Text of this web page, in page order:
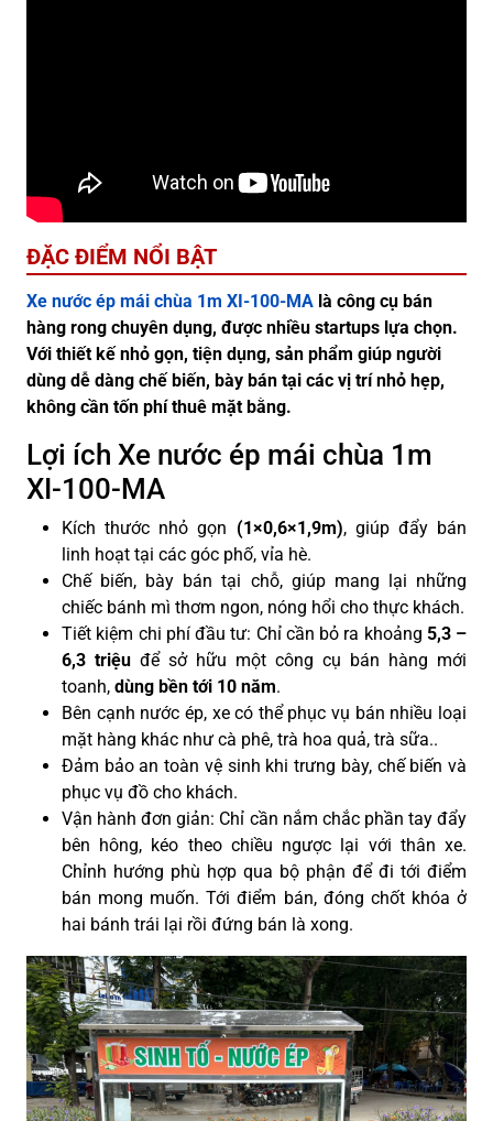
ĐẶC ĐIỂM NỔI BẬT
Xe nước ép mái chùa 1m XI-100-MA là công cụ bán
hàng rong chuyên dụng, được nhiều startups lựa chọn.
Với thiết kế nhỏ gọn, tiện dụng, sản phẩm giúp người
dùng dễ dàng chế biến, bày bán tại các vị trí nhỏ hẹp,
không cần tốn phí thuê mặt bằng.
Lợi ích Xe nước ép mái chùa 1m
XI-100-MA
Kích thước nhỏ gọn (1×0,6×1,9m), giúp đẩy bán
linh hoạt tại các góc phố, vỉa hè.
Chế biến, bày bán tại chỗ, giúp mang lại những
chiếc bánh mì thơm ngon, nóng hổi cho thực khách.
Tiết kiệm chi phí đầu tư: Chỉ cần bỏ ra khoảng 5,3 –
6,3 triệu để sở hữu một công cụ bán hàng mới
toanh, dùng bền tới 10 năm.
Bên cạnh nước ép, xe có thể phục vụ bán nhiều loại
mặt hàng khác như cà phê, trà hoa quả, trà sữa..
Đảm bảo an toàn vệ sinh khi trưng bày, chế biến và
phục vụ đồ cho khách.
Vận hành đơn giản: Chỉ cần nắm chắc phần tay đẩy
bên hông, kéo theo chiều ngược lại với thân xe.
Chỉnh hướng phù hợp qua bộ phận để đi tới điểm
bán mong muốn. Tới điểm bán, đóng chốt khóa ở
hai bánh trái lại rồi đứng bán là xong.